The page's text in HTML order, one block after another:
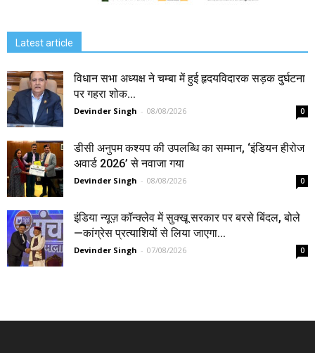
Latest article
विधान सभा अध्यक्ष ने चम्बा में हुई हृदयविदारक सड़क दुर्घटना
पर गहरा शोक...
Devinder Singh - 08/08/2026 0
डीसी अनुपम कश्यप की उपलब्धि का सम्मान, ‘इंडियन हीरोज
अवार्ड 2026’ से नवाजा गया
Devinder Singh - 08/08/2026 0
इंडिया न्यूज़ कॉन्क्लेव में सुक्खू सरकार पर बरसे बिंदल, बोले
—कांग्रेस प्रत्याशियों से लिया जाएगा...
Devinder Singh - 07/08/2026 0